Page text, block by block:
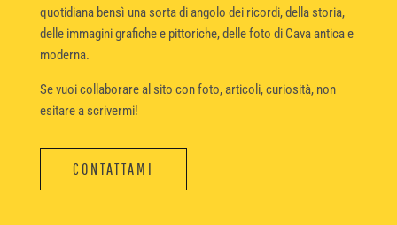
quotidiana bensì una sorta di angolo dei ricordi, della storia,
delle immagini grafiche e pittoriche, delle foto di Cava antica e
moderna.
Se vuoi collaborare al sito con foto, articoli, curiosità, non
esitare a scrivermi!
CONTATTAMI